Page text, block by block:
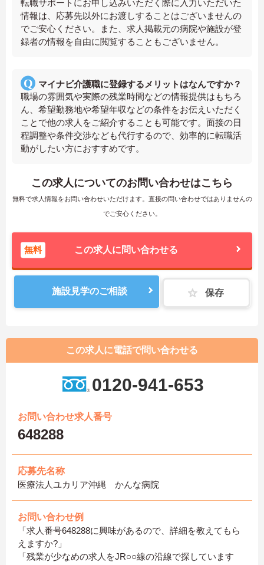
転職サポートにお申し込みいただく際に入力いただいた
情報は、応募先以外にお渡しすることはございませんの
でご安心ください。また、求人掲載元の病院や施設が登
録者の情報を自由に閲覧することもございません。
マイナビ介護職に登録するメリットはなんですか？
職場の雰囲気や実際の残業時間などの情報提供はもちろ
ん、希望勤務地や希望年収などの条件をお伝えいただく
ことで他の求人をご紹介することも可能です。面接の日
程調整や条件交渉なども代行するので、効率的に転職活
動がしたい方におすすめです。
この求人についてのお問い合わせはこちら
無料で求人情報をお問い合わせいただけます。直接の問い合わせではありませんの
でご安心ください。
無料 この求人に問い合わせる
施設見学のご相談 保存
この求人に電話で問い合わせる
0120-941-653
お問い合わせ求人番号
648288
応募先名称
医療法人ユカリア沖縄 かんな病院
お問い合わせ例
「求人番号648288に興味があるので、詳細を教えてもら
えますか?」
「残業が少なめの求人をJR○○線の沿線で探しています